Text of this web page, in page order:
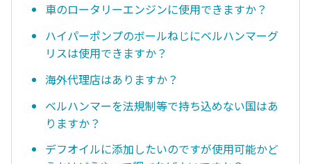
車のロータリーエンジンに使用できますか？
ハイパーポンプのボールねじにベルハンマーグ
リスは使用できますか？
海外代理店はありますか？
ベルハンマーを法規制等で持ち込めない国はあ
りますか？
デフオイルに添加したいのですが使用可能かど